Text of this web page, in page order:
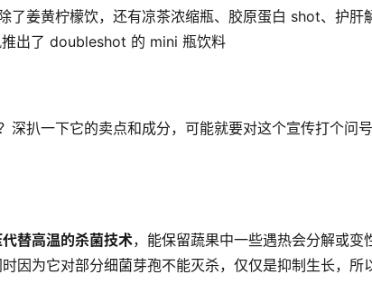
了姜黄柠檬饮，还有凉茶浓缩瓶、胶原蛋白 shot、护肝
出了 doubleshot 的 mini 瓶饮料
扒一下它的卖点和成分，可能就要对这个宣传打个问号
替高温的杀菌技术，能保留蔬果中一些遇热会分解或变
因为它对部分细菌芽孢不能灭杀，仅仅是抑制生长，所